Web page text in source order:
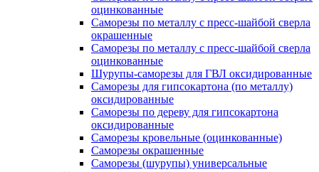
оцинкованные
Саморезы по металлу с пресс-шайбой сверла
окрашенные
Саморезы по металлу с пресс-шайбой сверла
оцинкованные
Шурупы-саморезы для ГВЛ оксидированные
Саморезы для гипсокартона (по металлу)
оксидированные
Саморезы по дереву для гипсокартона
оксидированные
Саморезы кровельные (оцинкованные)
Саморезы окрашенные
Саморезы (шурупы) универсальные